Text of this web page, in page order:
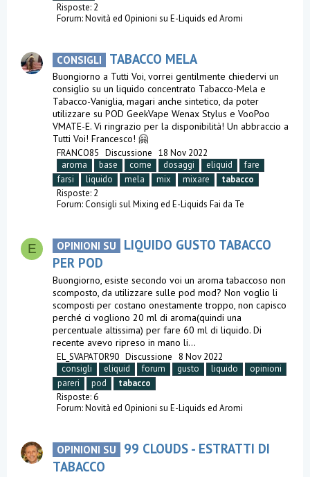
Risposte: 2
Forum:Novità ed Opinioni su E-Liquids ed Aromi
CONSIGLI TABACCO MELA
Buongiorno a Tutti Voi, vorrei gentilmente chiedervi un
consiglio su un liquido concentrato Tabacco-Mela e
Tabacco-Vaniglia, magari anche sintetico, da poter
utilizzare su POD GeekVape Wenax Stylus e VooPoo
VMATE-E. Vi ringrazio per la disponibilità! Un abbraccio a
Tutti Voi! Francesco! 🤗
FRANCO85 Discussione 18 Nov 2022
aroma
base come dosaggi eliquid
fare
farsi
liquido mela mix mixare
tabacco
Risposte: 2
Forum:Consigli sul Mixing ed E-Liquids Fai da Te
E OPINIONI SU
LIQUIDO GUSTO TABACCO
PER POD
Buongiorno, esiste secondo voi un aroma tabaccoso non
scomposto, da utilizzare sulle pod mod? Non voglio li
scomposti per costano onestamente troppo, non capisco
perché ci vogliono 20 ml di aroma(quindi una
percentuale altissima) per fare 60 ml di liquido. Di
recente avevo ripreso in mano li...
EL_SVAPATOR90 Discussione
8 Nov 2022
consigli
eliquid forum gusto liquido
opinioni
pareri
pod
tabacco
Risposte: 6
Forum:Novità ed Opinioni su E-Liquids ed Aromi
OPINIONI SU
99 CLOUDS - ESTRATTI DI
TABACCO